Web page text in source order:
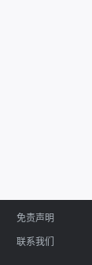
免责声明
联系我们